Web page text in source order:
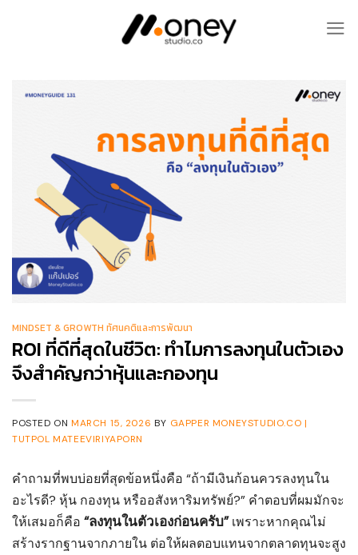
MINDSET & GROWTH ทัศนคติและการพัฒนา
ROI ที่ดีที่สุดในชีวิต: ทำไมการลงทุนในตัวเอง
จึงสำคัญกว่าหุ้นและกองทุน
POSTED ON MARCH 15, 2026 BY GAPPER MONEYSTUDIO.CO |
TUTPOL MATEEVIRIYAPORN
คำถามที่พบบ่อยที่สุดข้อหนึ่งคือ “ถ้ามีเงินก้อนควรลงทุนใน
อะไรดี? หุ้น กองทุน หรืออสังหาริมทรัพย์?” คำตอบที่ผมมักจะ
ให้เสมอก็คือ “ลงทุนในตัวเองก่อนครับ”เพราะหากคุณไม่
สร้างรากฐานจากภายใน ต่อให้ผลตอบแทนจากตลาดทุนจะสูง